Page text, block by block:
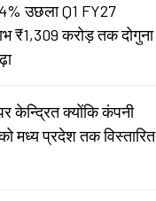
उछला Q1 FY27
₹1,309 करोड़ तक दोगुना
केन्द्रित क्योंकि कंपनी
मध्य प्रदेश तक विस्तारित